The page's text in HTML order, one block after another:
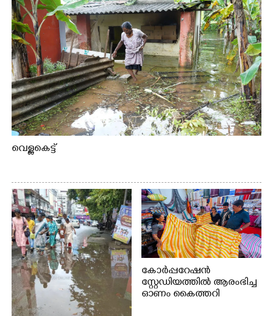
വെള്ളകെട്ട്
കോർപ്പറേഷൻ
സ്റ്റേഡിയത്തിൽ ആരംഭിച്ച
ഓണം കൈത്തറി